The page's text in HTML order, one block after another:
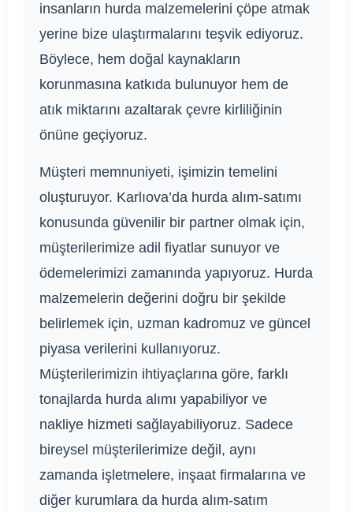
insanların hurda malzemelerini çöpe atmak
yerine bize ulaştırmalarını teşvik ediyoruz.
Böylece, hem doğal kaynakların
korunmasına katkıda bulunuyor hem de
atık miktarını azaltarak çevre kirliliğinin
önüne geçiyoruz.
Müşteri memnuniyeti, işimizin temelini
oluşturuyor. Karlıova’da hurda alım-satımı
konusunda güvenilir bir partner olmak için,
müşterilerimize adil fiyatlar sunuyor ve
ödemelerimizi zamanında yapıyoruz. Hurda
malzemelerin değerini doğru bir şekilde
belirlemek için, uzman kadromuz ve güncel
piyasa verilerini kullanıyoruz.
Müşterilerimizin ihtiyaçlarına göre, farklı
tonajlarda hurda alımı yapabiliyor ve
nakliye hizmeti sağlayabiliyoruz. Sadece
bireysel müşterilerimize değil, aynı
zamanda işletmelere, inşaat firmalarına ve
diğer kurumlara da hurda alım-satım